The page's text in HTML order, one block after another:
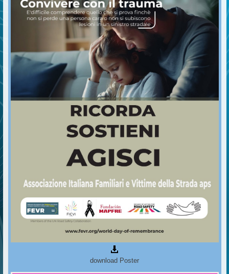
download Poster